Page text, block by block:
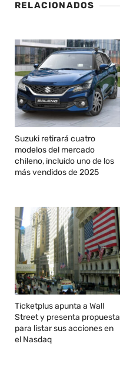
RELACIONADOS
Suzuki retirará cuatro
modelos del mercado
chileno, incluido uno de los
más vendidos de 2025
Ticketplus apunta a Wall
Street y presenta propuesta
para listar sus acciones en
el Nasdaq